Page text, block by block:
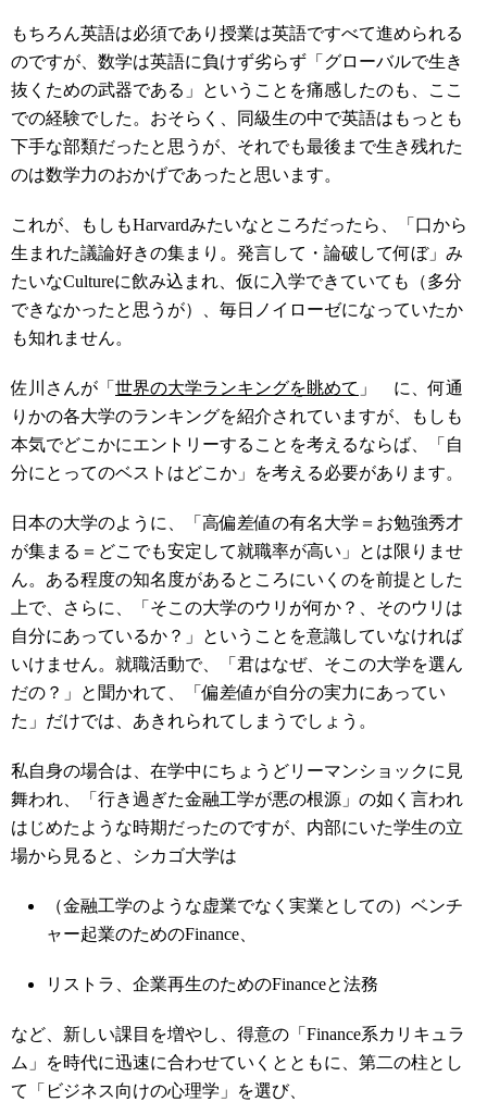
もちろん英語は必須であり授業は英語ですべて進められる
のですが、数学は英語に負けず劣らず「グローバルで生き
抜くための武器である」ということを痛感したのも、ここ
での経験でした。おそらく、同級生の中で英語はもっとも
下手な部類だったと思うが、それでも最後まで生き残れた
のは数学力のおかげであったと思います。
これが、もしもHarvardみたいなところだったら、「口から
生まれた議論好きの集まり。発言して・論破して何ぼ」み
たいなCultureに飲み込まれ、仮に入学できていても（多分
できなかったと思うが）、毎日ノイローゼになっていたか
も知れません。
佐川さんが「 世界の大学ランキングを眺めて 」 に、何通
りかの各大学のランキングを紹介されていますが、もしも
本気でどこかにエントリーすることを考えるならば、「自
分にとってのベストはどこか」を考える必要があります。
日本の大学のように、「高偏差値の有名大学＝お勉強秀才
が集まる＝どこでも安定して就職率が高い」とは限りませ
ん。ある程度の知名度があるところにいくのを前提とした
上で、さらに、「そこの大学のウリが何か？、そのウリは
自分にあっているか？」ということを意識していなければ
いけません。就職活動で、「君はなぜ、そこの大学を選ん
だの？」と聞かれて、「偏差値が自分の実力にあってい
た」だけでは、あきれられてしまうでしょう。
私自身の場合は、在学中にちょうどリーマンショックに見
舞われ、「行き過ぎた金融工学が悪の根源」の如く言われ
はじめたような時期だったのですが、内部にいた学生の立
場から見ると、シカゴ大学は
（金融工学のような虚業でなく実業としての）ベンチ
ャー起業のためのFinance、
リストラ、企業再生のためのFinanceと法務
など、新しい課目を増やし、得意の「Finance系カリキュラ
ム」を時代に迅速に合わせていくとともに、第二の柱とし
て「ビジネス向けの心理学」を選び、